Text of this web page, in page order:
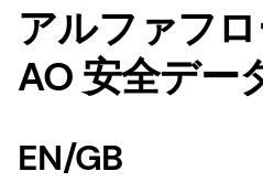
アルファフ
AO 安全デー
EN/GB